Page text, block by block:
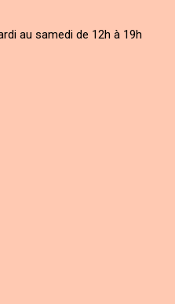
au samedi de 12h à 19h